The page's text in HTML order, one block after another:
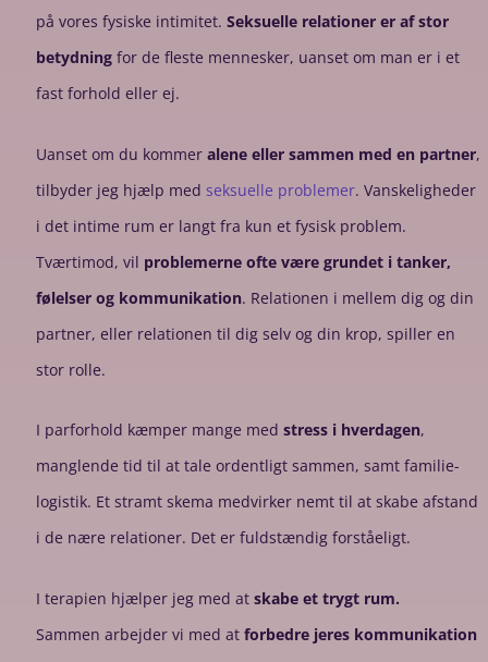
på vores fysiske intimitet. Seksuelle relationer er af stor
betydning for de fleste mennesker, uanset om man er i et
fast forhold eller ej.
Uanset om du kommer alene eller sammen med en partner,
tilbyder jeg hjælp med seksuelle problemer. Vanskeligheder
i det intime rum er langt fra kun et fysisk problem.
Tværtimod, vil problemerne ofte være grundet i tanker,
følelser og kommunikation. Relationen i mellem dig og din
partner, eller relationen til dig selv og din krop, spiller en
stor rolle.
I parforhold kæmper mange med stress i hverdagen,
manglende tid til at tale ordentligt sammen, samt familie-
logistik. Et stramt skema medvirker nemt til at skabe afstand
i de nære relationer. Det er fuldstændig forståeligt.
I terapien hjælper jeg med at skabe et trygt rum.
Sammen arbejder vi med at forbedre jeres kommunikation